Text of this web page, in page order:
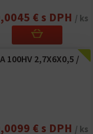
€ s DPH / ks
100HV 2,7X6X0,5 /
€ s DPH / ks